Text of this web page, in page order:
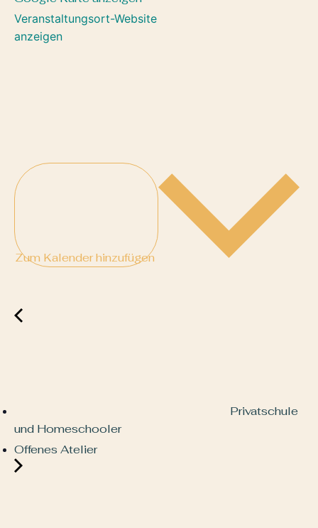
Veranstaltungsort-Website
anzeigen
Zum Kalender hinzufügen
Privatschule
und Homeschooler
Offenes Atelier